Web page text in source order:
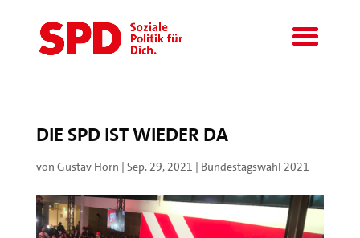
DIE SPD IST WIEDER DA
von Gustav Horn | Sep. 29, 2021 | Bundestagswahl 2021